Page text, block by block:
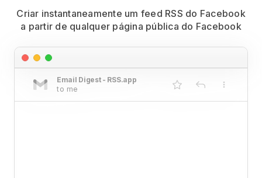
Criar instantaneamente um feed RSS do Facebook
a partir de qualquer página pública do Facebook
Email Digest - RSS.app
to me